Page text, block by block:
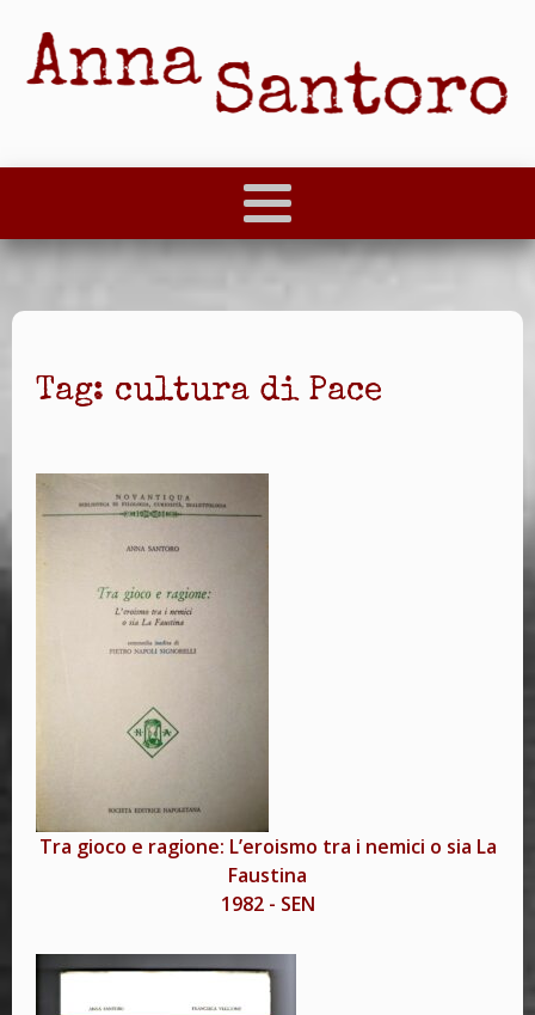
Tag: cultura di Pace
Tra gioco e ragione: L’eroismo tra i nemici o sia La
Faustina
1982- SEN